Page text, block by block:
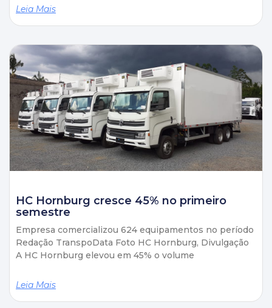
Leia Mais
HC Hornburg cresce 45% no primeiro
semestre
Empresa comercializou 624 equipamentos no período
Redação TranspoData Foto HC Hornburg, Divulgação
A HC Hornburg elevou em 45% o volume
Leia Mais